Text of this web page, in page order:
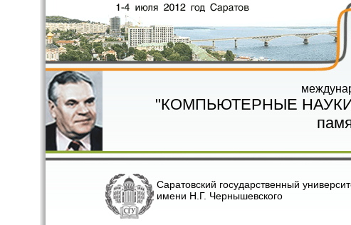
Перейти к основному содержанию
"КОМПЬЮТЕРНЫЕ
Саратовский государственный
имени Н.Г. Чернышевского